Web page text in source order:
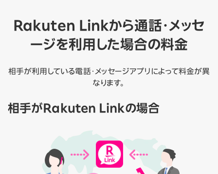
Rakuten Linkから通話・メッセ
ージを利用した場合の料金
相手が利用している電話・メッセージアプリによって料金が異
なります。
相手がRakuten Linkの場合